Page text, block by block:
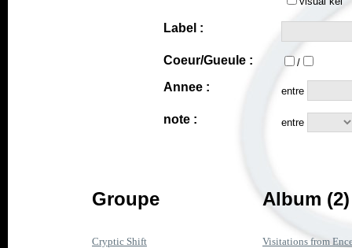
Label :
Coeur/Gueule : /
Annee : entre
note : entre
Groupe Album (2)
Cryptic Shift
Visitations from